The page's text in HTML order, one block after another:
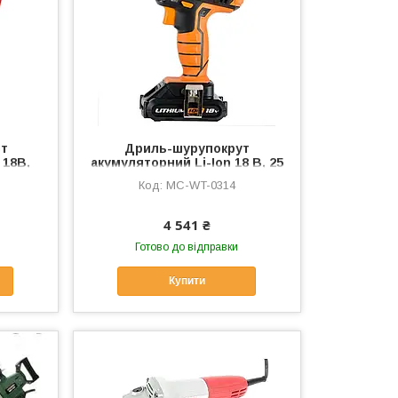
Дриль-шурупокрут
акумуляторний Li-Ion 18 В, 25
Аг, MC-WT-0314
MC-WT-0314
4 541 ₴
Готово до відправки
Купити